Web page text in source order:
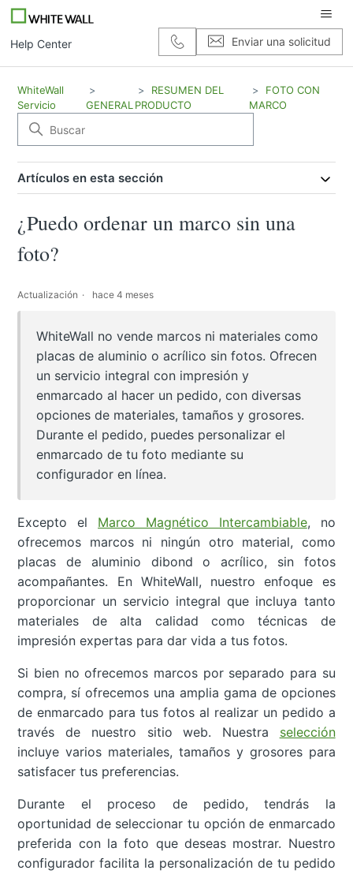
Help Center Enviar una solicitud
WhiteWall
Servicio
GENERAL
RESUMEN DEL
PRODUCTO
FOTO CON
MARCO
Artículos en esta sección
¿Puedo ordenar un marco sin una
foto?
Actualización hace 4 meses
WhiteWall no vende marcos ni materiales como
placas de aluminio o acrílico sin fotos. Ofrecen
un servicio integral con impresión y
enmarcado al hacer un pedido, con diversas
opciones de materiales, tamaños y grosores.
Durante el pedido, puedes personalizar el
enmarcado de tu foto mediante su
configurador en línea.
Excepto el Marco Magnético Intercambiable, no
ofrecemos marcos ni ningún otro material, como
placas de aluminio dibond o acrílico, sin fotos
acompañantes. En WhiteWall, nuestro enfoque es
proporcionar un servicio integral que incluya tanto
materiales de alta calidad como técnicas de
impresión expertas para dar vida a tus fotos.
Si bien no ofrecemos marcos por separado para su
compra, sí ofrecemos una amplia gama de opciones
de enmarcado para tus fotos al realizar un pedido a
través de nuestro sitio web. Nuestra selección
incluye varios materiales, tamaños y grosores para
satisfacer tus preferencias.
Durante el proceso de pedido, tendrás la
oportunidad de seleccionar tu opción de enmarcado
preferida con la foto que deseas mostrar. Nuestro
configurador facilita la personalización de tu pedido